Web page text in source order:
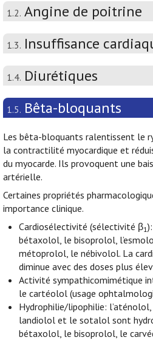
1.2. Angine de poitrine
1.3. Insuffisance
1.4. Diurétiques
1.5. Bêta-bloquants
Les bêta-bloquants ralentissent le
la contractilité myocardique et
du myocarde. Ils provoquent une
artérielle.
Certaines propriétés
importance clinique.
Cardiosélectivité (sélectivité β1
bétaxolol, le bisoprolol,
métoprolol, le nébivolol. La
diminue avec des doses plus
Activité sympathicomimétique
le cartéolol (usage
Hydrophilie/lipophilie:
landiolol et le sotalol sont
bétaxolol, le bisoprolol, le